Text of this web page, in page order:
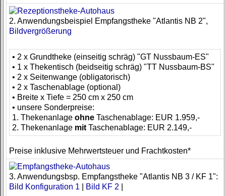
2. Anwendungsbeispiel Empfangstheke "Atlantis NB 2",
Bildvergrößerung
• 2 x Grundtheke (einseitig schräg) "GT Nussbaum-ES"
• 1 x Thekentisch (beidseitig schräg) "TT Nussbaum-BS"
• 2 x Seitenwange (obligatorisch)
• 2 x Taschenablage (optional)
• Breite x Tiefe = 250 cm x 250 cm
• unsere Sonderpreise:
1. Thekenanlageohne Taschenablage: EUR 1.959,-
2. Thekenanlage mit Taschenablage: EUR 2.149,-
Preise inklusive Mehrwertsteuer und Frachtkosten*
3. Anwendungsbsp. Empfangstheke "Atlantis NB 3 / KF 1":
Bild Konfiguration 1
Bild KF 2